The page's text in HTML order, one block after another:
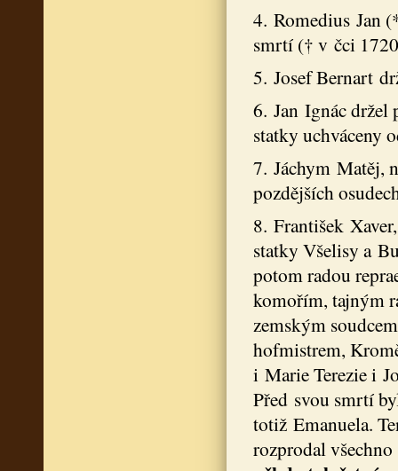
4. Romedius Jan
smrtí († v čci
5. Josef Bernart
6. Jan Ignác držel
statky uchváceny
7. Jáchym Matěj,
pozdějších
8. František
statky Všelisy a
potom radou
komořím, tajným
zemským
hofmistrem,
i Marie Terezie i
Před svou smrtí
totiž Emanuela.
rozprodal